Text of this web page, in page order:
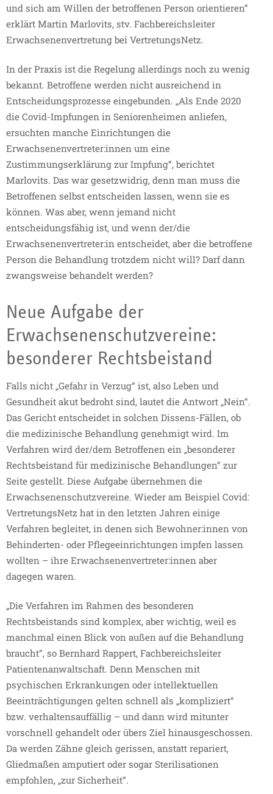
und sich am Willen der betroffenen Person orientieren“
erklärt Martin Marlovits, stv. Fachbereichsleiter
Erwachsenenvertretung bei VertretungsNetz.
In der Praxis ist die Regelung allerdings noch zu wenig
bekannt. Betroffene werden nicht ausreichend in
Entscheidungsprozesse eingebunden. „Als Ende 2020
die Covid-Impfungen in Seniorenheimen anliefen,
ersuchten manche Einrichtungen die
Erwachsenenvertreter:innen um eine
Zustimmungserklärung zur Impfung“, berichtet
Marlovits. Das war gesetzwidrig, denn man muss die
Betroffenen selbst entscheiden lassen, wenn sie es
können. Was aber, wenn jemand nicht
entscheidungsfähig ist, und wenn der/die
Erwachsenenvertreter:in entscheidet, aber die betroffene
Person die Behandlung trotzdem nicht will? Darf dann
zwangsweise behandelt werden?
Neue Aufgabe der
Erwachsenenschutzvereine:
besonderer Rechtsbeistand
Falls nicht „Gefahr in Verzug“ ist, also Leben und
Gesundheit akut bedroht sind, lautet die Antwort „Nein“.
Das Gericht entscheidet in solchen Dissens-Fällen, ob
die medizinische Behandlung genehmigt wird. Im
Verfahren wird der/dem Betroffenen ein „besonderer
Rechtsbeistand für medizinische Behandlungen“ zur
Seite gestellt. Diese Aufgabe übernehmen die
Erwachsenenschutzvereine. Wieder am Beispiel Covid:
VertretungsNetz hat in den letzten Jahren einige
Verfahren begleitet, in denen sich Bewohner:innen von
Behinderten- oder Pflegeeinrichtungen impfen lassen
wollten – ihre Erwachsenenvertreter:innen aber
dagegen waren.
„Die Verfahren im Rahmen des besonderen
Rechtsbeistands sind komplex, aber wichtig, weil es
manchmal einen Blick von außen auf die Behandlung
braucht“, so Bernhard Rappert, Fachbereichsleiter
Patientenanwaltschaft. Denn Menschen mit
psychischen Erkrankungen oder intellektuellen
Beeinträchtigungen gelten schnell als „kompliziert“
bzw. verhaltensauffällig – und dann wird mitunter
vorschnell gehandelt oder übers Ziel hinausgeschossen.
Da werden Zähne gleich gerissen, anstatt repariert,
Gliedmaßen amputiert oder sogar Sterilisationen
empfohlen, „zur Sicherheit“.